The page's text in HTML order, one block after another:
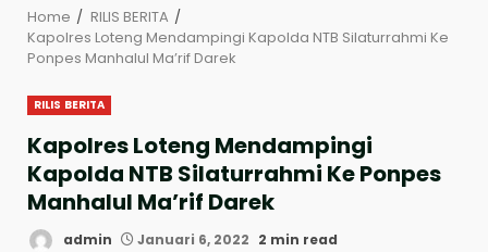
Home
RILIS BERITA
Kapolres Loteng Mendampingi Kapolda NTB Silaturrahmi Ke
Ponpes Manhalul Ma’rif Darek
RILIS BERITA
Kapolres Loteng Mendampingi
Kapolda NTB Silaturrahmi Ke Ponpes
Manhalul Ma’rif Darek
admin Januari 6, 2022 2 min read